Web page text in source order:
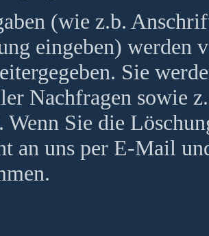
(wie z.b.
eingeben) werden
Sie
Nachfragen sowie
Wenn Sie die
an uns per E-Mail